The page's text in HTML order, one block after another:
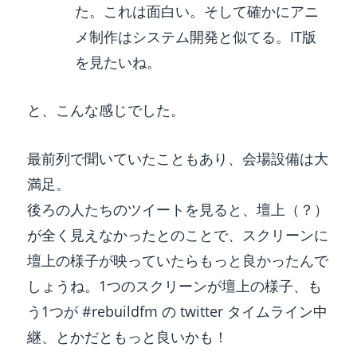
た。これは面白い。そして確かにアニ
メ制作はシステム開発と似てる。IT版
を見たいね。
と、こんな感じでした。
最前列で聞いていたこともあり、会場設備は大
満足。
後ろの人たちのツイートを見ると、壇上（？）
が全く見えなかったとのことで、スクリーンに
壇上の様子が映っていたらもっと良かったんで
しょうね。1つのスクリーンが壇上の様子、も
う1つが #rebuildfm の twitter タイムライン中
継、とかだともっと良いかも！